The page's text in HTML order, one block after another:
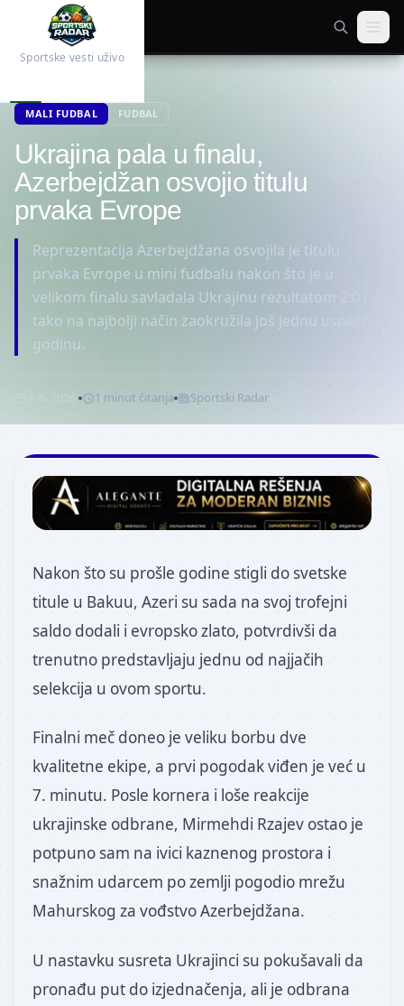
Sportske vesti uživo
MALI FUDBAL FUDBAL
Ukrajina pala u finalu,
Azerbejdžan osvojio titulu
prvaka Evrope
Reprezentacija Azerbejdžana osvojila je titulu
prvaka Evrope u mini fudbalu nakon što je u
velikom finalu savladala Ukrajinu rezultatom 2:0 i
tako na najbolji način zaokružila još jednu uspešnu
godinu.
4. 6. 2026. 1 minut čitanja Sportski Radar
Nakon što su prošle godine stigli do svetske
titule u Bakuu, Azeri su sada na svoj trofejni
saldo dodali i evropsko zlato, potvrdivši da
trenutno predstavljaju jednu od najjačih
selekcija u ovom sportu.
Finalni meč doneo je veliku borbu dve
kvalitetne ekipe, a prvi pogodak viđen je već u
7. minutu. Posle kornera i loše reakcije
ukrajinske odbrane, Mirmehdi Rzajev ostao je
potpuno sam na ivici kaznenog prostora i
snažnim udarcem po zemlji pogodio mrežu
Mahurskog za vođstvo Azerbejdžana.
U nastavku susreta Ukrajinci su pokušavali da
pronađu put do izjednačenja, ali je odbrana